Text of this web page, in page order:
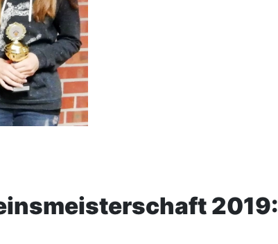
2019: